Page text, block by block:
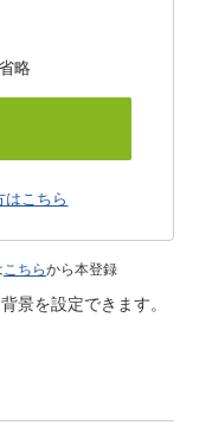
略
はこちら
こちらから本登録
景を設定できます。